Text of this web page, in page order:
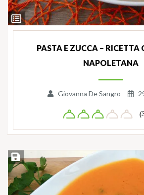
Ingredienti
PASTA E ZUCCA – RICETTA
NAPOLETANA
Giovanna De Sangro
Salva ricetta